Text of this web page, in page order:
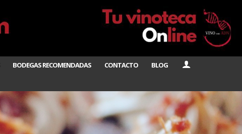
BODEGAS RECOMENDADAS CONTACTO BLOG